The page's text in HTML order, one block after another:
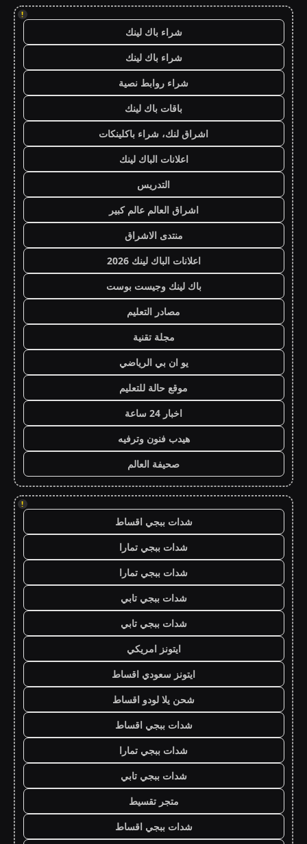
!
شراء باك لينك
شراء باك لينك
شراء روابط نصية
باقات باك لينك
اشراق لنك، شراء باكلينكات
اعلانات الباك لينك
التدريس
اشراق العالم عالم كبير
منتدى الاشراق
اعلانات الباك لينك 2026
باك لينك وجيست بوست
مصادر التعليم
مجلة تقنية
يو ان بي الرياضي
موقع حالة للتعليم
اخبار 24 ساعة
هيدب فنون وترفيه
صحيفة العالم
!
شدات ببجي اقساط
شدات ببجي تمارا
شدات ببجي تمارا
شدات ببجي تابي
شدات ببجي تابي
ايتونز امريكي
ايتونز سعودي اقساط
شحن يلا لودو اقساط
شدات ببجي اقساط
شدات ببجي تمارا
شدات ببجي تابي
متجر تقسيط
شدات ببجي اقساط